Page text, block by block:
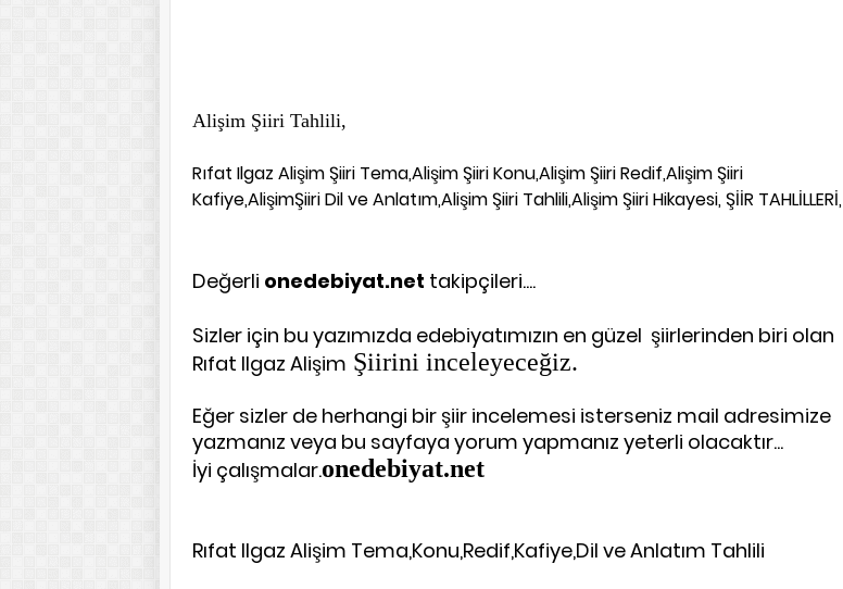
Alişim Şiiri Tahlili,
Rıfat Ilgaz Alişim Şiiri Tema,Alişim Şiiri Konu,Alişim Şiiri Redif,Alişim Şiiri
Kafiye,AlişimŞiiri Dil ve Anlatım,Alişim Şiiri Tahlili,Alişim Şiiri Hikayesi, ŞİİR TAHLİLLERİ,
Değerli onedebiyat.net takipçileri....
Sizler için bu yazımızda edebiyatımızın en güzel şiirlerinden biri olan
Rıfat Ilgaz Alişim Şiirini inceleyeceğiz.
Eğer sizler de herhangi bir şiir incelemesi isterseniz mail adresimize
yazmanız veya bu sayfaya yorum yapmanız yeterli olacaktır...
İyi çalışmalar.onedebiyat.net
Rıfat Ilgaz Alişim Tema,Konu,Redif,Kafiye,Dil ve Anlatım Tahlili